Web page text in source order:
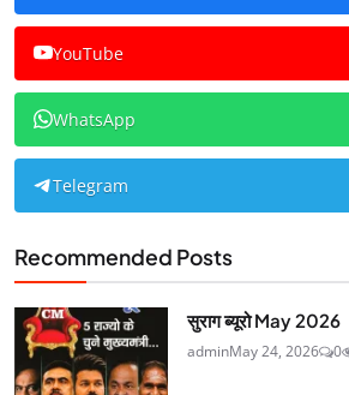
YouTube
WhatsApp
Telegram
Recommended Posts
सुराग ब्यूरो May 2026
adminMay 24, 2026 0